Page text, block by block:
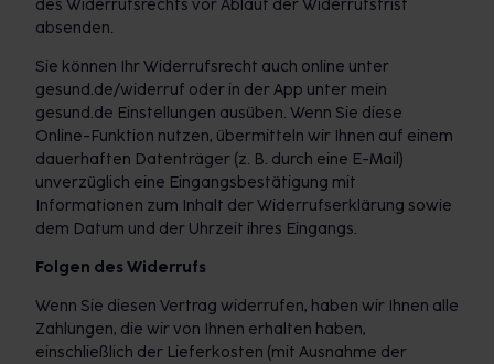
des Widerrufsrechts vor Ablauf der Widerrufsfrist
absenden.
Sie können Ihr Widerrufsrecht auch online unter
gesund.de/widerruf oder in der App unter mein
gesund.de Einstellungen ausüben. Wenn Sie diese
Online-Funktion nutzen, übermitteln wir Ihnen auf einem
dauerhaften Datenträger (z. B. durch eine E-Mail)
unverzüglich eine Eingangsbestätigung mit
Informationen zum Inhalt der Widerrufserklärung sowie
dem Datum und der Uhrzeit ihres Eingangs.
Folgen des Widerrufs
Wenn Sie diesen Vertrag widerrufen, haben wir Ihnen alle
Zahlungen, die wir von Ihnen erhalten haben,
einschließlich der Lieferkosten (mit Ausnahme der